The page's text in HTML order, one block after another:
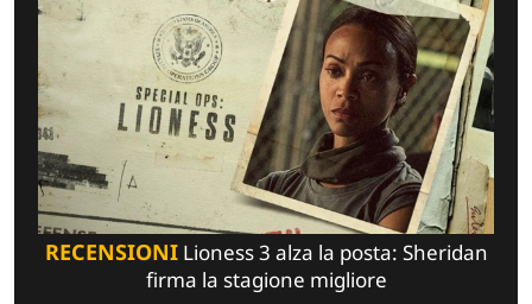
RECENSIONILioness 3 alza la posta: Sheridan
firma la stagione migliore